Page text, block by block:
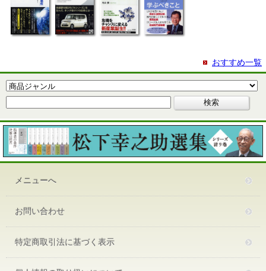
おすすめ一覧
メニューへ
お問い合わせ
特定商取引法に基づく表示